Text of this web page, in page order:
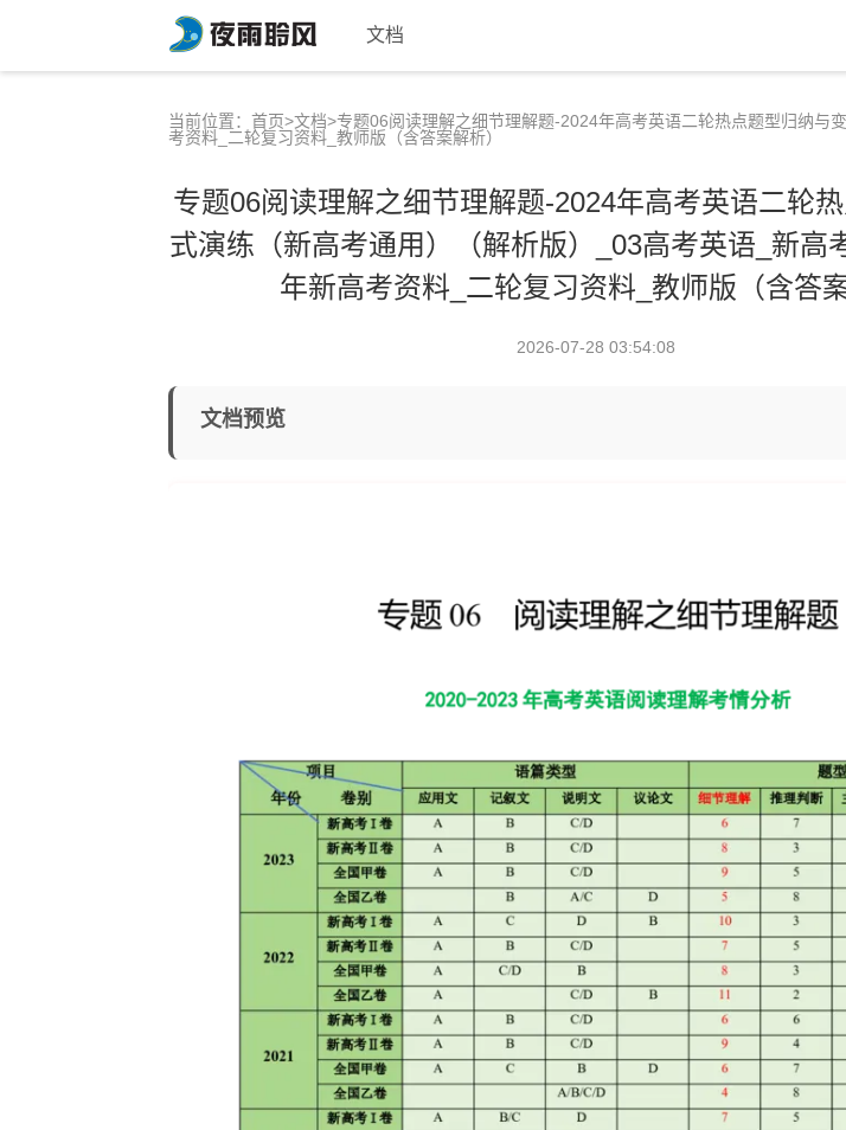
文档
当前位置： 首页>文档>专题06阅读理解之细节理解题-2024年高考英语二轮热点题型归纳与
考资料_二轮复习资料_教师版（含答案解析）
专题06阅读理解之细节理解题-2024年高考英语二轮
式演练（新高考通用）（解析版）_03高考英语_新高
年新高考资料_二轮复习资料_教师版（含答案
2026-07-28 03:54:08
文档预览